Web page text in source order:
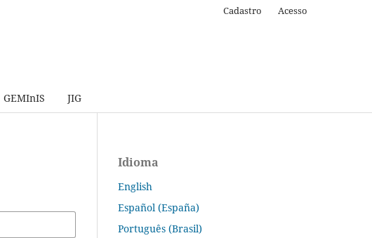
GEMInIS JIG
Cadastro Acesso
Idioma
English
Español (España)
Português (Brasil)